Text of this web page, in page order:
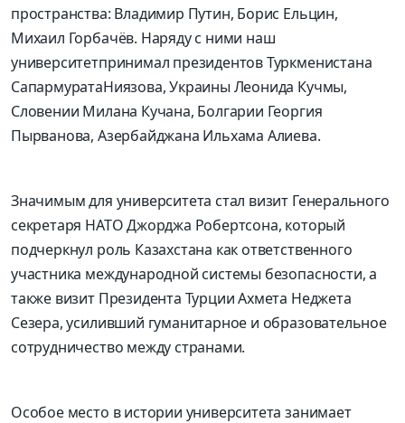
пространства: Владимир Путин, Борис Ельцин,
Михаил Горбачёв. Наряду с ними наш
университетпринимал президентов Туркменистана
СапармуратаНиязова, Украины Леонида Кучмы,
Словении Милана Кучана, Болгарии Георгия
Пырванова, Азербайджана Ильхама Алиева.
Значимым для университета стал визит Генерального
секретаря НАТОДжорджа Робертсона, который
подчеркнул роль Казахстана как ответственного
участника международной системы безопасности, а
также визит Президента ТурцииАхмета Неджета
Сезера, усиливший гуманитарное и образовательное
сотрудничество между странами.
Особое место в истории университета занимает